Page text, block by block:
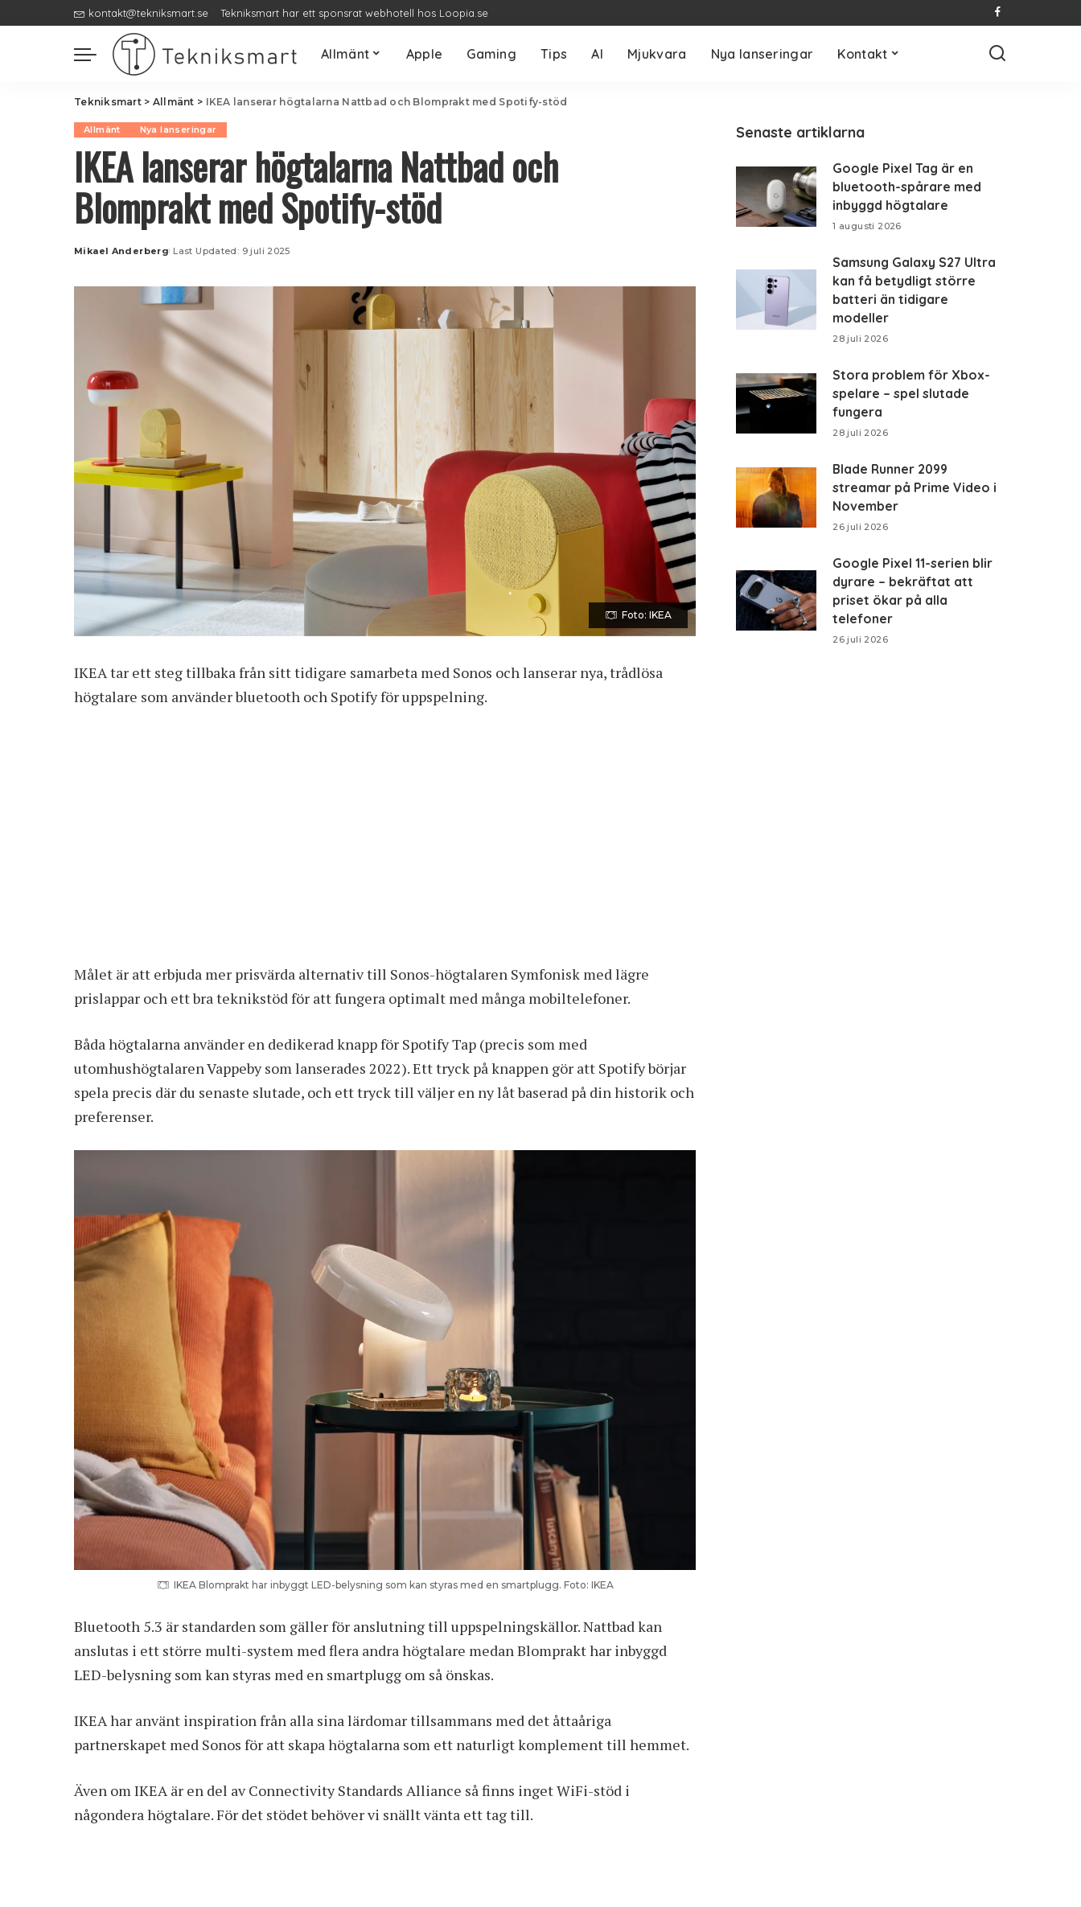
kontakt@tekniksmart.se Tekniksmart har ett sponsrat webhotell hos Loopia.se
Allmänt Apple Gaming Tips AI Mjukvara Nya lanseringar Kontakt
Tekniksmart> Allmänt > IKEA lanserar högtalarna Nattbad och Blomprakt med Spotify-stöd
Allmänt Nya lanseringar
IKEA lanserar högtalarna Nattbad och
Blomprakt med Spotify-stöd
Posted
Mikael Anderberg Last Updated: 9 juli 2025
Foto: IKEA
IKEA tar ett steg tillbaka från sitt tidigare samarbeta med Sonos och lanserar nya, trådlösa
högtalare som använder bluetooth och Spotify för uppspelning.
Målet är att erbjuda mer prisvärda alternativ till Sonos-högtalaren Symfonisk med lägre
prislappar och ett bra teknikstöd för att fungera optimalt med många mobiltelefoner.
Båda högtalarna använder en dedikerad knapp för Spotify Tap (precis som med
utomhushögtalaren Vappeby som lanserades 2022). Ett tryck på knappen gör att Spotify börjar
spela precis där du senaste slutade, och ett tryck till väljer en ny låt baserad på din historik och
preferenser.
IKEA Blomprakt har inbyggt LED-belysning som kan styras med en smartplugg. Foto: IKEA
Bluetooth 5.3 är standarden som gäller för anslutning till uppspelningskällor. Nattbad kan
anslutas i ett större multi-system med flera andra högtalare medan Blomprakt har inbyggd
LED-belysning som kan styras med en smartplugg om så önskas.
IKEA har använt inspiration från alla sina lärdomar tillsammans med det åttaåriga
partnerskapet med Sonos för att skapa högtalarna som ett naturligt komplement till hemmet.
Även om IKEA är en del av Connectivity Standards Alliance så finns inget WiFi-stöd i
någondera högtalare. För det stödet behöver vi snällt vänta ett tag till.
Senaste artiklarna
Google Pixel Tag är en
bluetooth-spårare med
inbyggd högtalare
1 augusti 2026
Samsung Galaxy S27 Ultra
kan få betydligt större
batteri än tidigare
modeller
28 juli 2026
Stora problem för Xbox-
spelare – spel slutade
fungera
28 juli 2026
Blade Runner 2099
streamar på Prime Video i
November
26 juli 2026
Google Pixel 11-serien blir
dyrare – bekräftat att
priset ökar på alla
telefoner
26 juli 2026